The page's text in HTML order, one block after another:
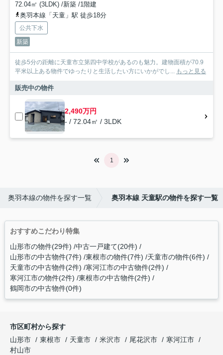
72.04㎡ (3LDK) /新築 /1階建
奥羽本線「天童」駅 徒歩18分
公共下水
新築
徒歩5分の距離に天童市立第四中学校があるのも魅力。建物面積が70.9
平米以上ある物件でゆったりと生活したい方にいかがでし... もっと見る
販売中の物件
2,490万円
- / 72.04㎡ / 3LDK
1
奥羽本線の物件を探す一覧 奥羽本線 天童駅の物件を探す一覧
おすすめこだわり特集
山形市の物件(29件) 中古一戸建て(20件)
山形市の中古物件(7件) 東根市の物件(7件) 天童市の物件(6件)
天童市の中古物件(2件) 寒河江市の中古物件(2件)
寒河江市の物件(2件) 東根市の中古物件(2件)
鶴岡市の中古物件(0件)
市区町村から探す
山形市
東根市 天童市 米沢市 尾花沢市
寒河江市
村山市